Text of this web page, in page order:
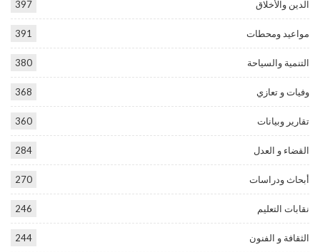
الدين والأخلاق 397
مواعيد ومحطات 391
التنمية والسياحة 380
وفيات و تعازي 368
تقارير وبيانات 360
القضاء و العدل 284
أبحاث ودراسات 270
نقابات التعليم 246
الثقافة و الفنون 244